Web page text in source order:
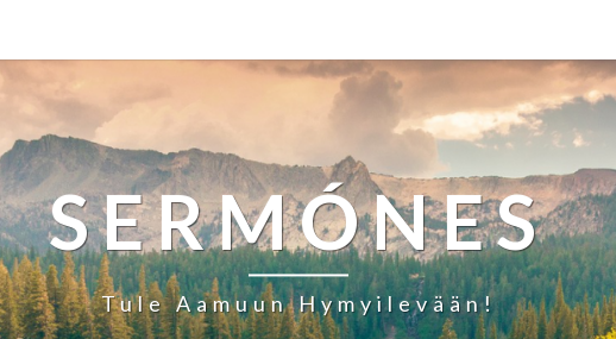
SERMÓNES
Tule Aamuun Hymyilevään!